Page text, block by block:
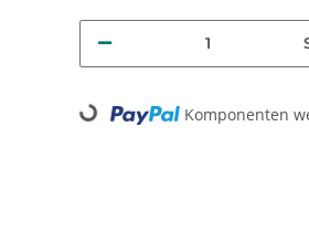
Loading... Komponenten